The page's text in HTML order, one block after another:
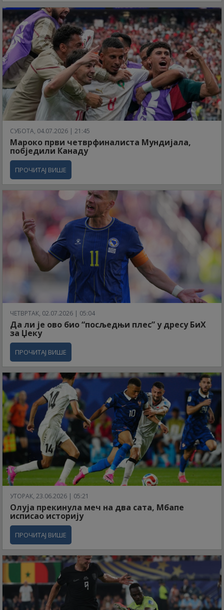
СУБОТА, 04.07.2026 | 21:45
Мароко први четврфиналиста Мундијала,
побједили Канаду
ПРОЧИТАЈ ВИШЕ
ЧЕТВРТАК, 02.07.2026 | 05:04
Да ли је ово био “посљедњи плес” у дресу БиХ
за Џеку
ПРОЧИТАЈ ВИШЕ
УТОРАК, 23.06.2026 | 05:21
Олуја прекинула меч на два сата, Мбапе
исписао историју
ПРОЧИТАЈ ВИШЕ